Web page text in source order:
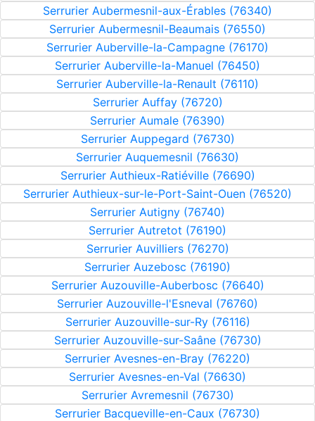
Serrurier Aubermesnil-aux-Érables (76340)
Serrurier Aubermesnil-Beaumais (76550)
Serrurier Auberville-la-Campagne (76170)
Serrurier Auberville-la-Manuel (76450)
Serrurier Auberville-la-Renault (76110)
Serrurier Auffay (76720)
Serrurier Aumale (76390)
Serrurier Auppegard (76730)
Serrurier Auquemesnil (76630)
Serrurier Authieux-Ratiéville (76690)
Serrurier Authieux-sur-le-Port-Saint-Ouen (76520)
Serrurier Autigny (76740)
Serrurier Autretot (76190)
Serrurier Auvilliers (76270)
Serrurier Auzebosc (76190)
Serrurier Auzouville-Auberbosc (76640)
Serrurier Auzouville-l'Esneval (76760)
Serrurier Auzouville-sur-Ry (76116)
Serrurier Auzouville-sur-Saâne (76730)
Serrurier Avesnes-en-Bray (76220)
Serrurier Avesnes-en-Val (76630)
Serrurier Avremesnil (76730)
Serrurier Bacqueville-en-Caux (76730)